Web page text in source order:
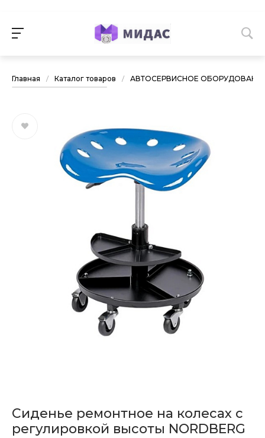
Главная / Каталог товаров / АВТОСЕРВИСНОЕ
Сиденье ремонтное на колесах с
регулировкой высоты NORDBERG